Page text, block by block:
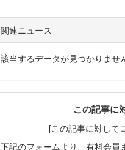
関連ニュース
該当するデータが見つかりませ
この記事に
[この記事に対して
下記のフォームより、有料会員